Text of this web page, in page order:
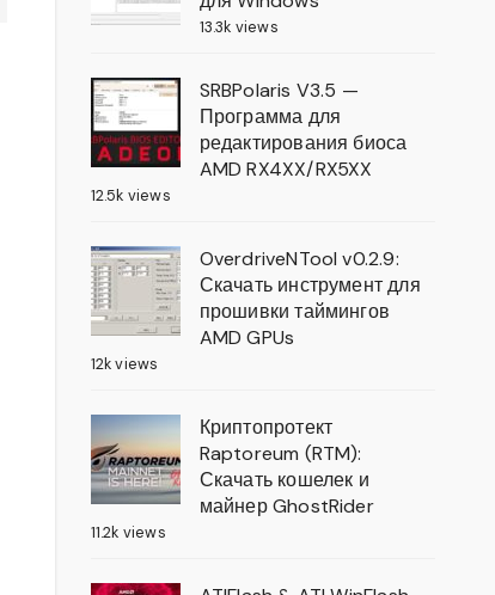
13.3k views
SRBPolaris V3.5 —
Программа для
редактирования биоса
AMD RX4XX/RX5XX
12.5k views
OverdriveNTool v0.2.9:
Скачать инструмент для
прошивки таймингов
AMD GPUs
12k views
Криптопротект
Raptoreum (RTM):
Скачать кошелек и
майнер GhostRider
11.2k views